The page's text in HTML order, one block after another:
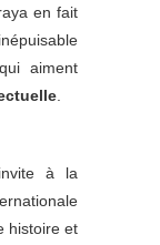
en fait
aiment
à la
histoire et